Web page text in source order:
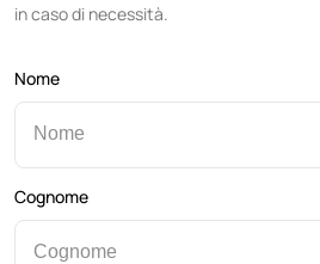
in caso di necessità.
Nome
Cognome